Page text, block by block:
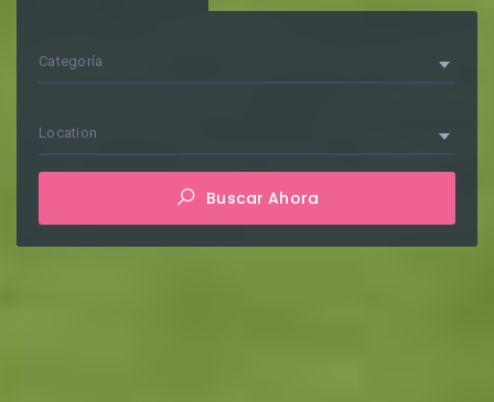
Categoría
Location
Buscar Ahora